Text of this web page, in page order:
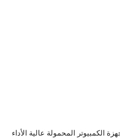
الكمبيوتر المحمولة عالية الأداء